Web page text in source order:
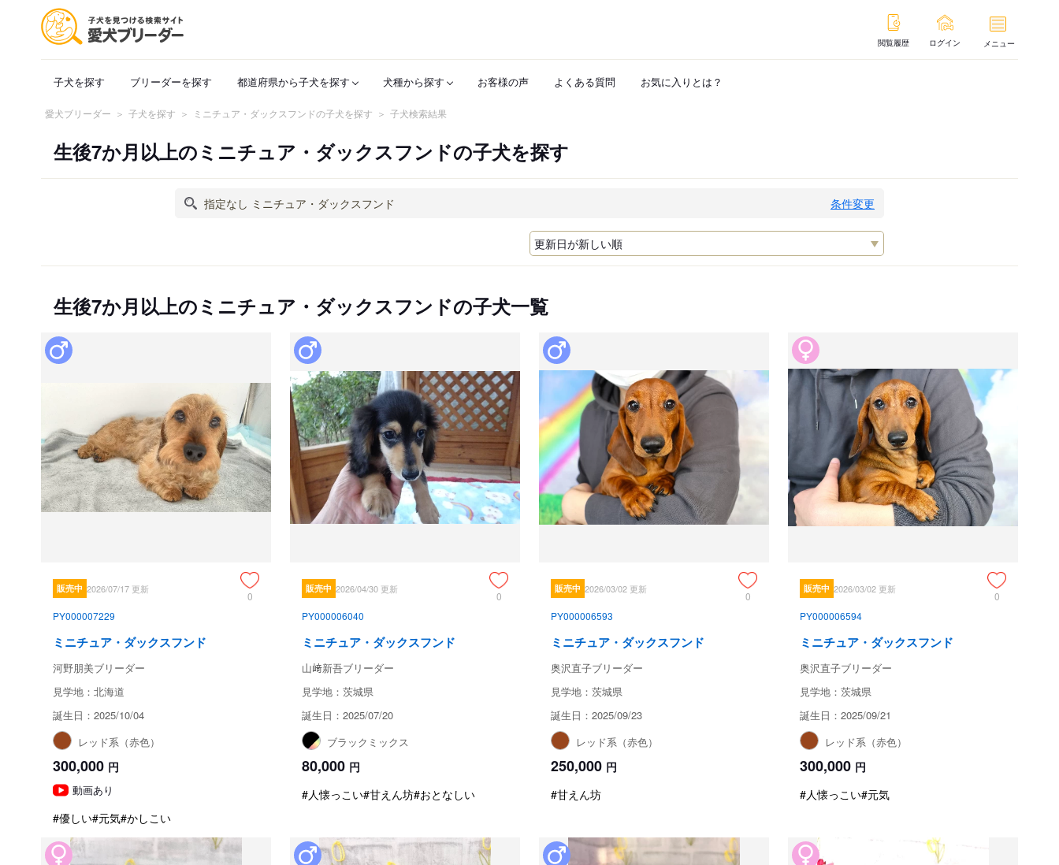
閲覧履歴 ログイン メニュー
子犬を探す ブリーダーを探す 都道府県から子犬を探す 犬種から探す お客様の声 よくある質問 お気に入りとは？
愛犬ブリーダー 子犬を探す ミニチュア・ダックスフンドの子犬を探す 子犬検索結果
生後7か月以上のミニチュア・ダックスフンドの子犬を探す
条件変更
生後7か月以上のミニチュア・ダックスフンドの子犬一覧
販売中 2026/07/17 更新
0
PY000007229
ミニチュア・ダックスフンド
河野朋美ブリーダー
見学地：北海道
誕生日：2025/10/04
レッド系（赤色）
300,000 円
動画あり
#優しい#元気#かしこい
販売中 2026/04/30 更新
0
PY000006040
ミニチュア・ダックスフンド
山﨑新吾ブリーダー
見学地：茨城県
誕生日：2025/07/20
ブラックミックス
80,000 円
#人懐っこい#甘えん坊#おとなしい
販売中 2026/03/02 更新
0
PY000006593
ミニチュア・ダックスフンド
奥沢直子ブリーダー
見学地：茨城県
誕生日：2025/09/23
レッド系（赤色）
250,000 円
#甘えん坊
販売中 2026/03/02 更新
0
PY000006594
ミニチュア・ダックスフンド
奥沢直子ブリーダー
見学地：茨城県
誕生日：2025/09/21
レッド系（赤色）
300,000 円
#人懐っこい#元気